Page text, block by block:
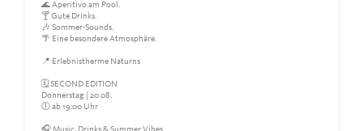
🌊 Aperitivo am Pool.
🍸 Gute Drinks.
🎶 Sommer-Sounds.
🌴 Eine besondere Atmosphäre.
📍 Erlebnistherme Naturns
🗓 SECOND EDITION
Donnerstag | 20.08.
🕕 ab 19:00 Uhr